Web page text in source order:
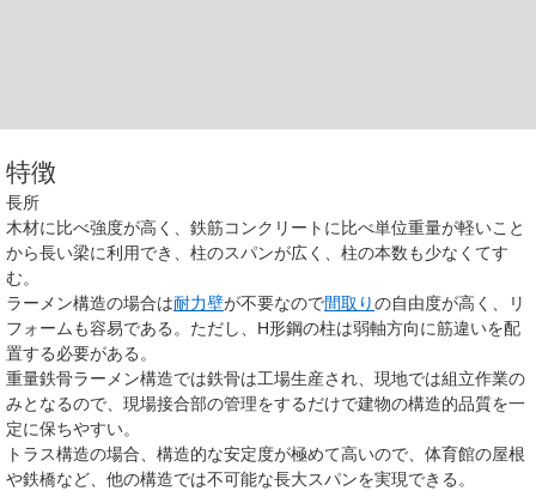
特徴
長所
木材に比べ強度が高く、鉄筋コンクリートに比べ単位重量が軽いこと
から長い梁に利用でき、柱のスパンが広く、柱の本数も少なくてす
む。
ラーメン構造の場合は耐力壁が不要なので間取りの自由度が高く、リ
フォームも容易である。ただし、H形鋼の柱は弱軸方向に筋違いを配
置する必要がある。
重量鉄骨ラーメン構造では鉄骨は工場生産され、現地では組立作業の
みとなるので、現場接合部の管理をするだけで建物の構造的品質を一
定に保ちやすい。
トラス構造の場合、構造的な安定度が極めて高いので、体育館の屋根
や鉄橋など、他の構造では不可能な長大スパンを実現できる。